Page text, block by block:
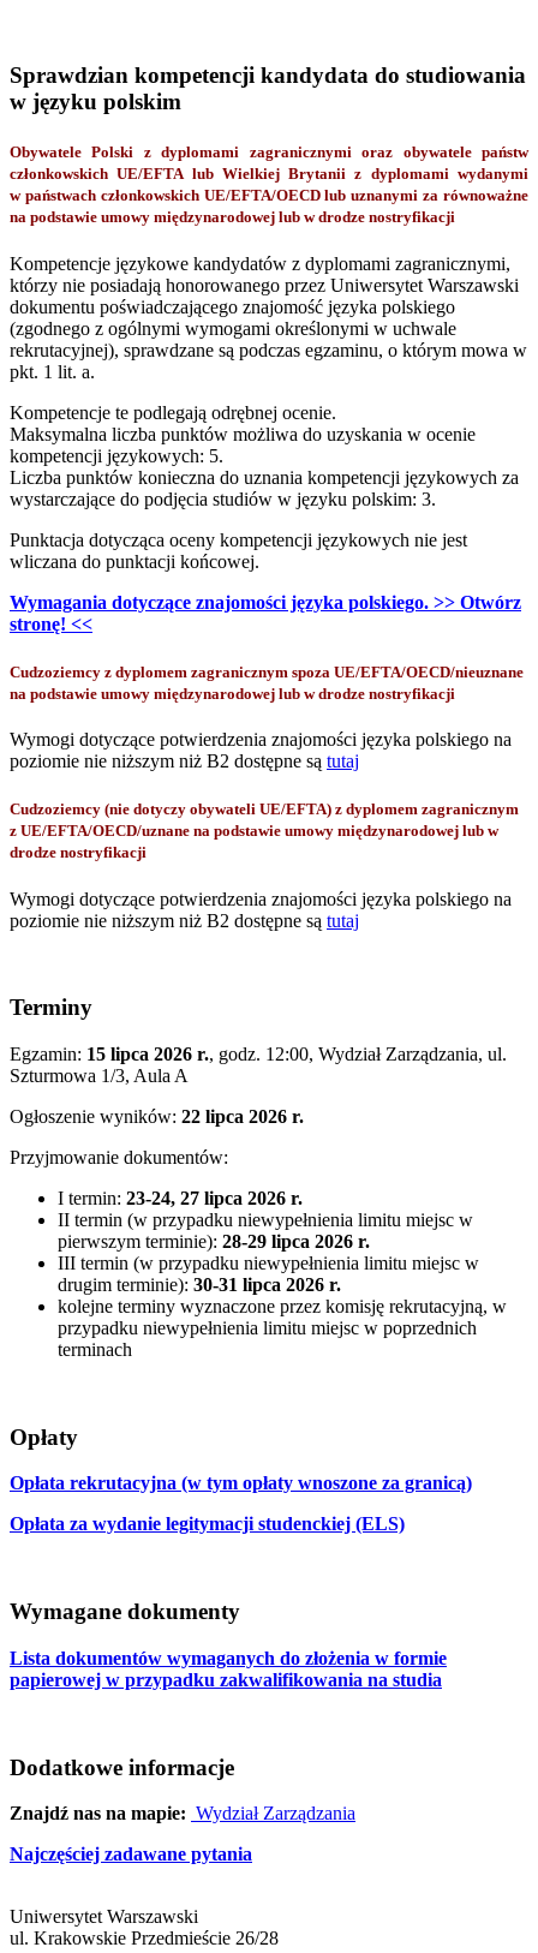
Sprawdzian kompetencji kandydata do studiowania
w języku polskim
Obywatele Polski z dyplomami zagranicznymi oraz obywatele państw
członkowskich UE/EFTA lub Wielkiej Brytanii z dyplomami wydanymi
w państwach członkowskich UE/EFTA/OECD lub uznanymi za równoważne
na podstawie umowy międzynarodowej lub w drodze nostryfikacji
Kompetencje językowe kandydatów z dyplomami zagranicznymi,
którzy nie posiadają honorowanego przez Uniwersytet Warszawski
dokumentu poświadczającego znajomość języka polskiego
(zgodnego z ogólnymi wymogami określonymi w uchwale
rekrutacyjnej), sprawdzane są podczas egzaminu, o którym mowa w
pkt. 1 lit. a.
Kompetencje te podlegają odrębnej ocenie.
Maksymalna liczba punktów możliwa do uzyskania w ocenie
kompetencji językowych: 5.
Liczba punktów konieczna do uznania kompetencji językowych za
wystarczające do podjęcia studiów w języku polskim: 3.
Punktacja dotycząca oceny kompetencji językowych nie jest
wliczana do punktacji końcowej.
Wymagania dotyczące znajomości języka polskiego. >> Otwórz
stronę! <<
Cudzoziemcy z dyplomem zagranicznym spoza UE/EFTA/OECD/nieuznane
na podstawie umowy międzynarodowej lub w drodze nostryfikacji
Wymogi dotyczące potwierdzenia znajomości języka polskiego na
poziomie nie niższym niż B2 dostępne są tutaj
Cudzoziemcy (nie dotyczy obywateli UE/EFTA) z dyplomem zagranicznym
z UE/EFTA/OECD/uznane na podstawie umowy międzynarodowej lub w
drodze nostryfikacji
Wymogi dotyczące potwierdzenia znajomości języka polskiego na
poziomie nie niższym niż B2 dostępne są tutaj
Terminy
Egzamin: 15 lipca 2026 r., godz. 12:00, Wydział Zarządzania, ul.
Szturmowa 1/3, Aula A
Ogłoszenie wyników: 22 lipca 2026 r.
Przyjmowanie dokumentów:
I termin: 23-24, 27 lipca 2026 r.
II termin (w przypadku niewypełnienia limitu miejsc w
pierwszym terminie): 28-29 lipca 2026 r.
III termin (w przypadku niewypełnienia limitu miejsc w
drugim terminie): 30-31 lipca 2026 r.
kolejne terminy wyznaczone przez komisję rekrutacyjną, w
przypadku niewypełnienia limitu miejsc w poprzednich
terminach
Opłaty
Opłata rekrutacyjna (w tym opłaty wnoszone za granicą)
Opłata za wydanie legitymacji studenckiej (ELS)
Wymagane dokumenty
Lista dokumentów wymaganych do złożenia w formie
papierowej w przypadku zakwalifikowania na studia
Dodatkowe informacje
Znajdź nas na mapie: Wydział Zarządzania
Najczęściej zadawane pytania
Uniwersytet Warszawski
ul. Krakowskie Przedmieście 26/28